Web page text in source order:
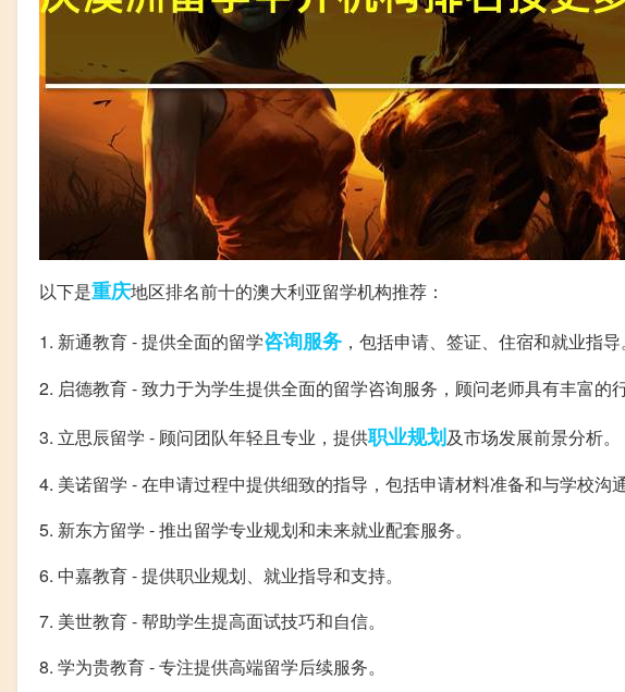
以下是重庆地区排名前十的澳大利亚留学机构推荐：
1. 新通教育 - 提供全面的留学咨询服务 ，包括申请、签证、住宿和就业指导。
2. 启德教育 - 致力于为学生提供全面的留学咨询服务，顾问老师具有丰富的行
3. 立思辰留学 - 顾问团队年轻且专业，提供职业规划及市场发展前景分析。
4. 美诺留学 - 在申请过程中提供细致的指导，包括申请材料准备和与学校沟通
5. 新东方留学 - 推出留学专业规划和未来就业配套服务。
6. 中嘉教育 - 提供职业规划、就业指导和支持。
7. 美世教育 - 帮助学生提高面试技巧和自信。
8. 学为贵教育 - 专注提供高端留学后续服务。